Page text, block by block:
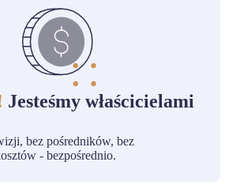
Jesteśmy właścicielami
bez pośredników, bez
- bezpośrednio.